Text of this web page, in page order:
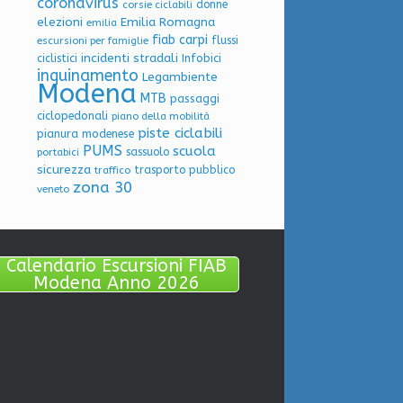
coronavirus corsie ciclabili donne
elezioni emilia Emilia Romagna
escursioni per famiglie fiab carpi flussi
ciclistici incidenti stradali Infobici
inquinamento Legambiente
Modena MTB passaggi
ciclopedonali piano della mobilità
pianura modenese piste ciclabili
portabici PUMS sassuolo scuola
sicurezza traffico trasporto pubblico
veneto zona 30
Calendario Escursioni FIAB
Modena Anno 2026